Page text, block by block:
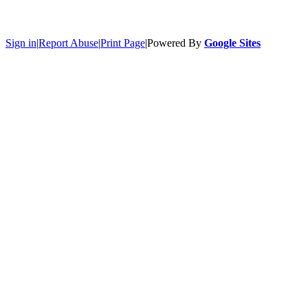
Sign in|Report Abuse|Print Page|Powered By Google Sites